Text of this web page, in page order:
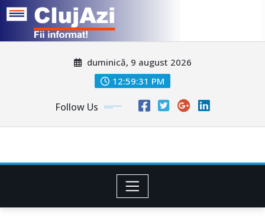
duminică, 9 august 2026
12:59:34 PM
Follow Us